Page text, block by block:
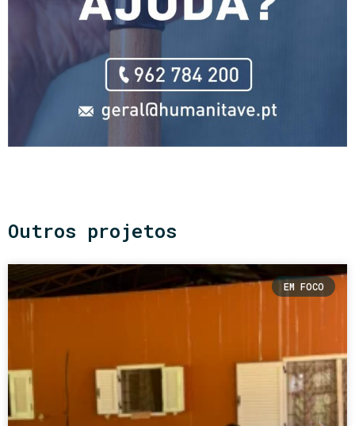
Outros projetos
EM FOCO